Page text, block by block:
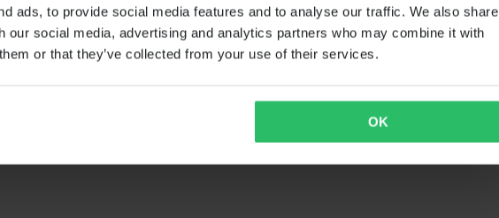
ads, to provide social media features and to analyse our traffic. We also share
our social media, advertising and analytics partners who may combine it with
or that they’ve collected from your use of their services.
OK